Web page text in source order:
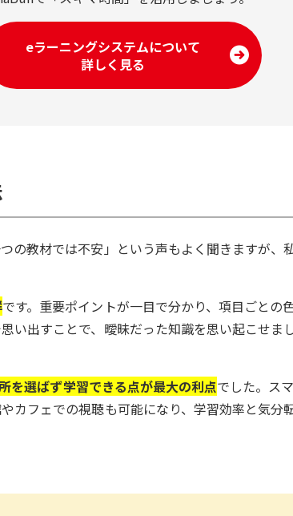
eラーニングシステムについて
詳しく見る
の教材では不安」という声もよく聞きますが、
です。重要ポイントが一目で分かり、項目ごとの
い出すことで、曖昧だった知識を思い起こせま
を選ばず学習できる点が最大の利点でした。スマ
カフェでの視聴も可能になり、学習効率と気分